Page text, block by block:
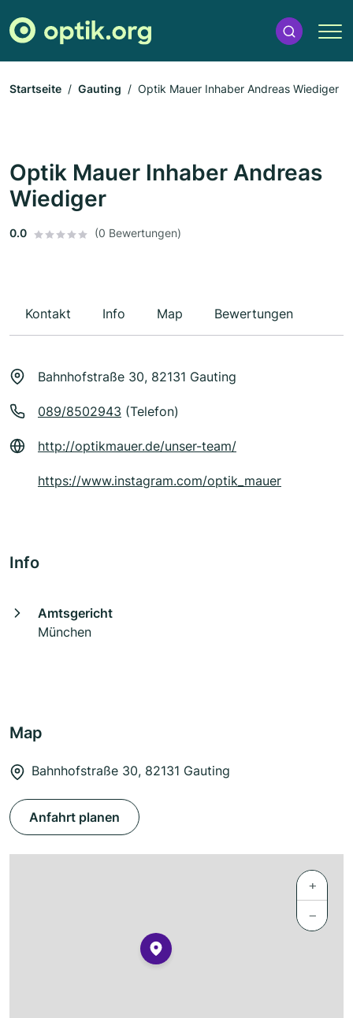
Startseite Gauting Optik Mauer Inhaber Andreas Wiediger
Optik Mauer Inhaber Andreas
Wiediger
0.0 (0 Bewertungen)
Kontakt Info Map Bewertungen
Bahnhofstraße 30, 82131 Gauting
089/8502943 (Telefon)
http://optikmauer.de/unser-team/
https://www.instagram.com/optik_mauer
Info
Amtsgericht
München
Map
Bahnhofstraße 30, 82131 Gauting
Anfahrt planen
+
−